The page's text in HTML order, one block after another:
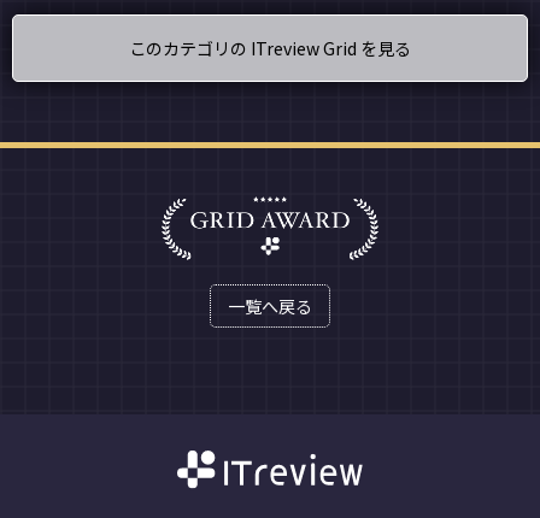
このカテゴリの ITreview Grid を見る
一覧へ戻る